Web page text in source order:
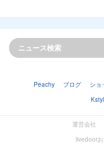
Peachy ブログ ショ
運営会社
livedoor